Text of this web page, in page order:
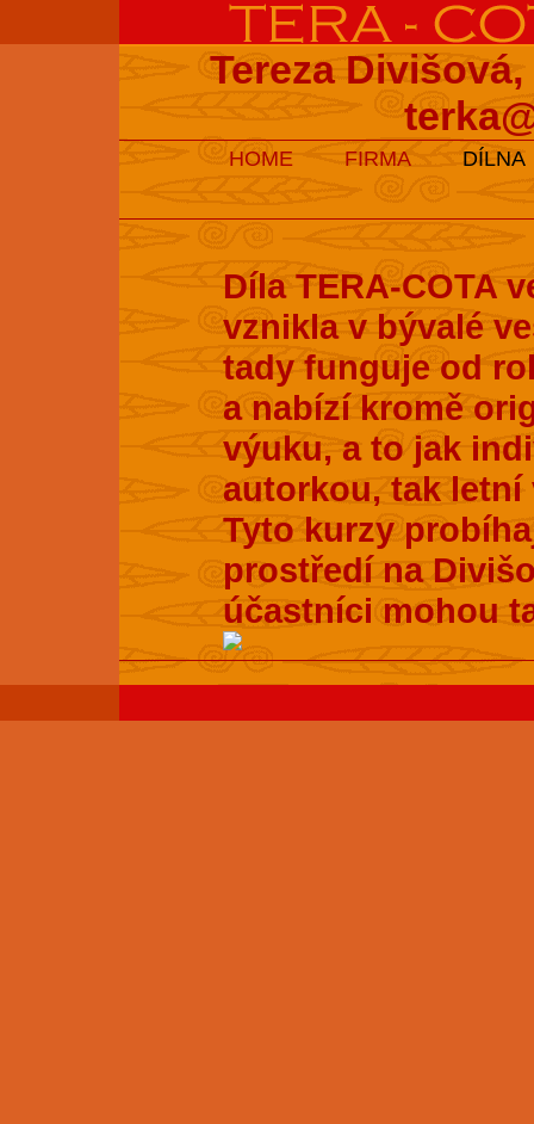
Tereza
HOME FIRMA DÍLNA
Díla TERA-COTA
vznikla v bývalé
tady funguje od
a nabízí kromě
výuku, a to jak
autorkou, tak letní
Tyto kurzy
prostředí na
účastníci mohou